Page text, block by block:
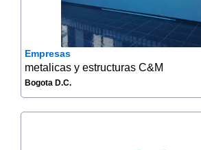
Empresas
metalicas y estructuras C&M
Bogota D.C.